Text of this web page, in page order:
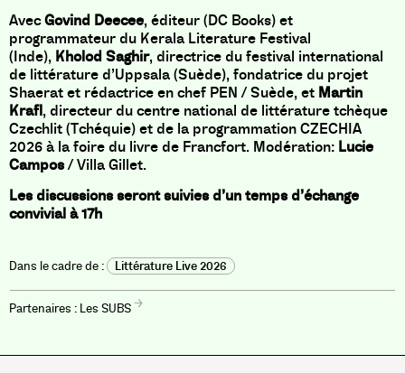
AvecGovind Deecee, éditeur (DC Books) et
programmateur du Kerala Literature Festival
(Inde), Kholod Saghir, directrice du festival international
de littérature d’Uppsala (Suède), fondatrice du projet
Shaerat et rédactrice en chef PEN / Suède, et Martin
Krafl, directeur du centre national de littérature tchèque
Czechlit (Tchéquie) et de la programmation CZECHIA
2026 à la foire du livre de Francfort. Modération: Lucie
Campos/ Villa Gillet.
Les discussions seront suivies d’un temps d’échange
convivial à 17h
Littérature Live 2026
Les SUBS